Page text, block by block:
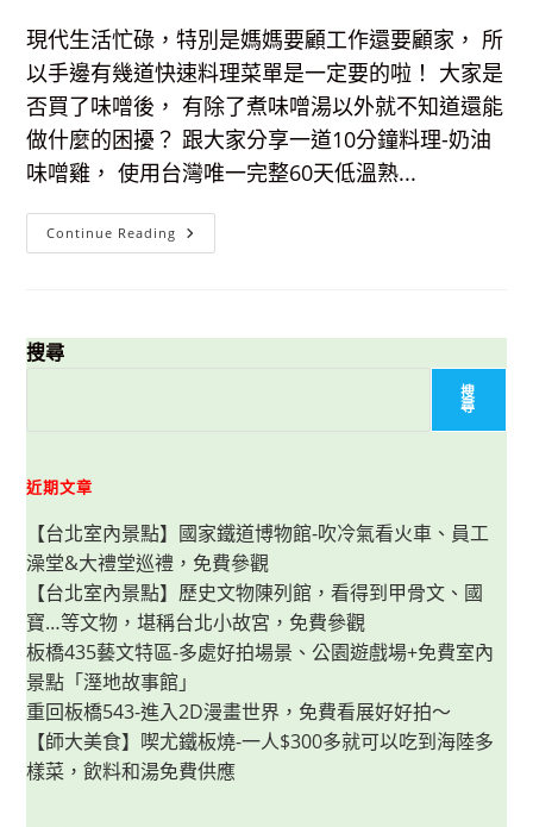
現代生活忙碌，特別是媽媽要顧工作還要顧家， 所
以手邊有幾道快速料理菜單是一定要的啦！ 大家是
否買了味噌後， 有除了煮味噌湯以外就不知道還能
做什麼的困擾？ 跟大家分享一道10分鐘料理-奶油
味噌雞， 使用台灣唯一完整60天低溫熟...
Continue Reading 【食
譜】
雞-
快
速
出
餐
的
十
分
鐘
料
理！
(味
噌
料
理
美
味
搜尋
搜
尋
近期文章
【台北室內景點】國家鐵道博物館-吹冷氣看火車、員工
澡堂&大禮堂巡禮，免費參觀
【台北室內景點】歷史文物陳列館，看得到甲骨文、國
寶…等文物，堪稱台北小故宮，免費參觀
板橋435藝文特區-多處好拍場景、公園遊戲場+免費室內
景點「溼地故事館」
重回板橋543-進入2D漫畫世界，免費看展好好拍～
【師大美食】喫尤鐵板燒-一人$300多就可以吃到海陸多
樣菜，飲料和湯免費供應